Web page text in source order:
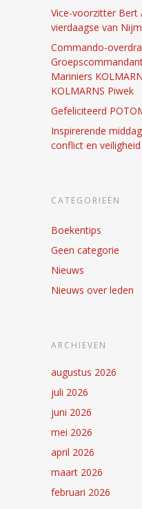
Vice-voorzitter Bert
vierdaagse van
Commando-
Mariniers
KOLMARNS Piwek
Gefeliciteerd
Inspirerende
conflict en
CATEGORIEËN
Boekentips
Geen categorie
Nieuws
Nieuws over leden
ARCHIEVEN
augustus 2026
juli 2026
juni 2026
mei 2026
april 2026
maart 2026
februari 2026